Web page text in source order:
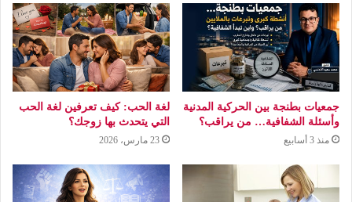
جمعيات بطنجة بين الحركية المدنية
وأسئلة الشفافية… من يراقب؟
منذ 3 أسابيع
لغة الحب: كيف تعرفين لغة الحب
التي يتحدث بها زوجك؟
23 مارس، 2026